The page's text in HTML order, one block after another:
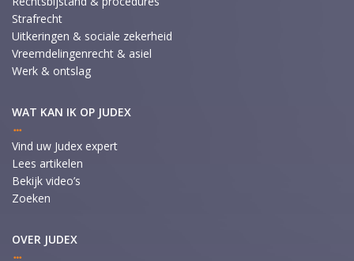
Strafrecht
Uitkeringen & sociale zekerheid
Vreemdelingenrecht & asiel
Werk & ontslag
WAT KAN IK OP JUDEX
Vind uw Judex expert
Lees artikelen
Bekijk video’s
Zoeken
OVER JUDEX